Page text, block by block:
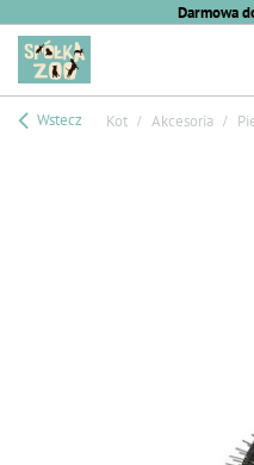
Darmowa
Wstecz Kot Akcesoria